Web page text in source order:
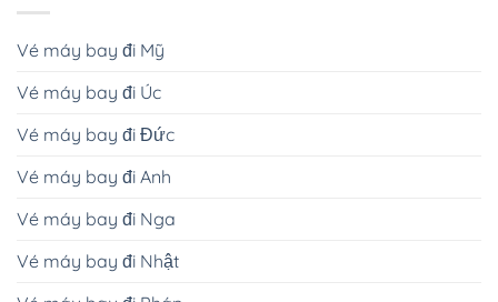
Vé máy bay đi Mỹ
Vé máy bay đi Úc
Vé máy bay đi Đức
Vé máy bay đi Anh
Vé máy bay đi Nga
Vé máy bay đi Nhật